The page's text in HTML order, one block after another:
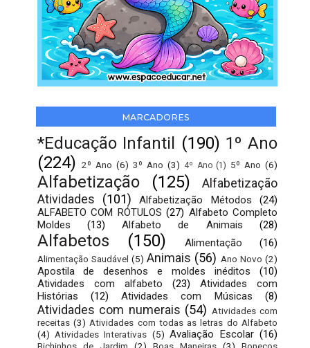
MARCADORES
*Educação Infantil (190) 1º Ano
(224) 2º Ano (6) 3º Ano (3) 4º Ano (1) 5º Ano (6)
Alfabetização (125)
Alfabetização
Atividades
(101) Alfabetização Métodos
(24)
ALFABETO COM RÓTULOS (27) Alfabeto Completo
Moldes
(13) Alfabeto de Animais (28)
Alfabetos (150) Alimentação (16)
Alimentação Saudável (5) Animais (56) Ano Novo (2)
Apostila de desenhos e moldes inéditos
(10)
Atividades com alfabeto
(23)
Atividades com
Histórias
(12) Atividades com Músicas (8)
Atividades com numerais (54) Atividades com
receitas (3) Atividades com todas as letras do Alfabeto
(4) Atividades Interativas (5) Avaliação Escolar (16)